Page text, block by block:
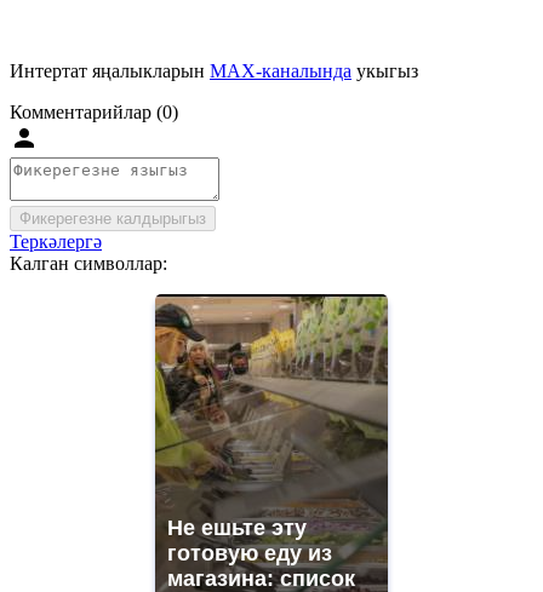
Интертат яңалыкларын MAX-каналында укыгыз
Комментарийлар (0)
Фикерегезне калдырыгыз
Теркәлергә
Калган символлар:
Не ешьте эту
готовую еду из
магазина: список